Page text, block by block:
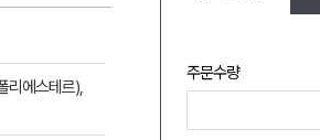
주문수량
리에스테르),